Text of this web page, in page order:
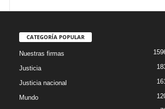
CATEGORÍA POPULAR
Nuestras firmas
Justicia
Justicia nacional 161
Mundo